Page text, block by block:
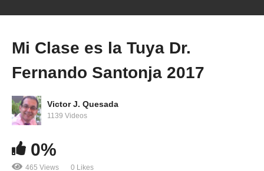
Mi Clase es la Tuya. Dr. Aníbal Nieto 2017
Mi Clase es la Tuya Dr.
Fernando Santonja 2017
Victor J. Quesada
1139 Videos
0%
465 Views 0 Likes